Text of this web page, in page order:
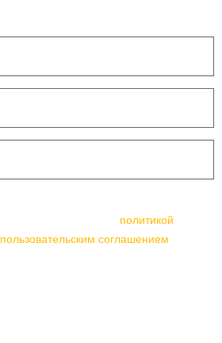
политикой
пользовательским соглашением